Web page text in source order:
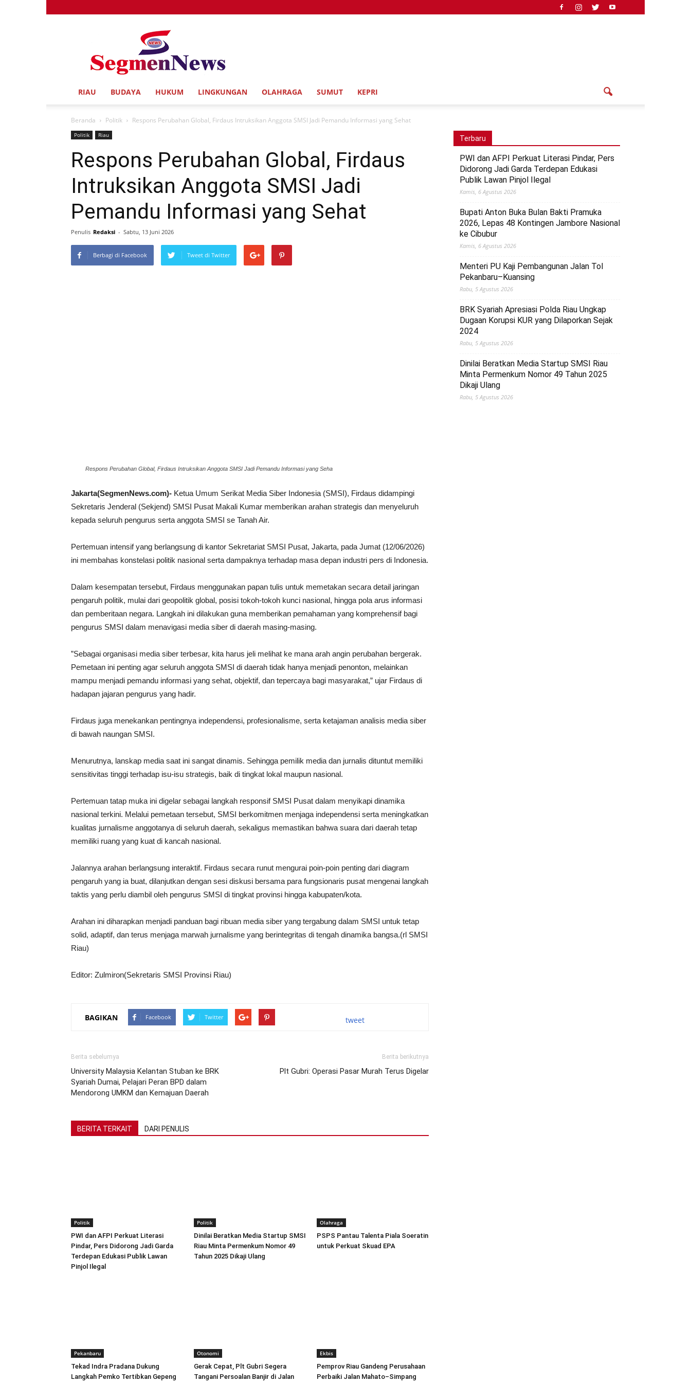
RIAU BUDAYA HUKUM LINGKUNGAN OLAHRAGA SUMUT KEPRI
Beranda Politik Respons Perubahan Global, Firdaus Intruksikan Anggota SMSI Jadi Pemandu Informasi yang Sehat
Politik Riau
Respons Perubahan Global, Firdaus
Intruksikan Anggota SMSI Jadi
Pemandu Informasi yang Sehat
Penulis Redaksi - Sabtu, 13 Juni 2026
Berbagi di Facebook Tweet di Twitter
Respons Perubahan Global, Firdaus Intruksikan Anggota SMSI Jadi Pemandu Informasi yang Seha
Jakarta(SegmenNews.com)- Ketua Umum Serikat Media Siber Indonesia (SMSI), Firdaus didampingi
Sekretaris Jenderal (Sekjend) SMSI Pusat Makali Kumar memberikan arahan strategis dan menyeluruh
kepada seluruh pengurus serta anggota SMSI se Tanah Air.
Pertemuan intensif yang berlangsung di kantor Sekretariat SMSI Pusat, Jakarta, pada Jumat (12/06/2026)
ini membahas konstelasi politik nasional serta dampaknya terhadap masa depan industri pers di Indonesia.
​Dalam kesempatan tersebut, Firdaus menggunakan papan tulis untuk memetakan secara detail jaringan
pengaruh politik, mulai dari geopolitik global, posisi tokoh-tokoh kunci nasional, hingga pola arus informasi
dan pemberitaan negara. Langkah ini dilakukan guna memberikan pemahaman yang komprehensif bagi
pengurus SMSI dalam menavigasi media siber di daerah masing-masing.
​”Sebagai organisasi media siber terbesar, kita harus jeli melihat ke mana arah angin perubahan bergerak.
Pemetaan ini penting agar seluruh anggota SMSI di daerah tidak hanya menjadi penonton, melainkan
mampu menjadi pemandu informasi yang sehat, objektif, dan tepercaya bagi masyarakat,” ujar Firdaus di
hadapan jajaran pengurus yang hadir.
​Firdaus juga menekankan pentingnya independensi, profesionalisme, serta ketajaman analisis media siber
di bawah naungan SMSI.
Menurutnya, lanskap media saat ini sangat dinamis. Sehingga pemilik media dan jurnalis dituntut memiliki
sensitivitas tinggi terhadap isu-isu strategis, baik di tingkat lokal maupun nasional.
Pertemuan tatap muka ini digelar sebagai langkah responsif SMSI Pusat dalam menyikapi dinamika
nasional terkini. Melalui pemetaan tersebut, SMSI berkomitmen menjaga independensi serta meningkatkan
kualitas jurnalisme anggotanya di seluruh daerah, sekaligus memastikan bahwa suara dari daerah tetap
memiliki ruang yang kuat di kancah nasional.
​Jalannya arahan berlangsung interaktif. Firdaus secara runut mengurai poin-poin penting dari diagram
pengaruh yang ia buat, dilanjutkan dengan sesi diskusi bersama para fungsionaris pusat mengenai langkah
taktis yang perlu diambil oleh pengurus SMSI di tingkat provinsi hingga kabupaten/kota.
Arahan ini diharapkan menjadi panduan bagi ribuan media siber yang tergabung dalam SMSI untuk tetap
solid, adaptif, dan terus menjaga marwah jurnalisme yang berintegritas di tengah dinamika bangsa.(rl SMSI
Riau)
Editor: Zulmiron(Sekretaris SMSI Provinsi Riau)
BAGIKAN Facebook Twitter tweet
Berita sebelumya
University Malaysia Kelantan Stuban ke BRK
Syariah Dumai, Pelajari Peran BPD dalam
Mendorong UMKM dan Kemajuan Daerah
Berita berikutnya
Plt Gubri: Operasi Pasar Murah Terus Digelar
BERITA TERKAIT DARI PENULIS
Politik
PWI dan AFPI Perkuat Literasi
Pindar, Pers Didorong Jadi Garda
Terdepan Edukasi Publik Lawan
Pinjol Ilegal
Politik
Dinilai Beratkan Media Startup SMSI
Riau Minta Permenkum Nomor 49
Tahun 2025 Dikaji Ulang
Olahraga
PSPS Pantau Talenta Piala Soeratin
untuk Perkuat Skuad EPA
Pekanbaru
Tekad Indra Pradana Dukung
Langkah Pemko Tertibkan Gepeng
Otonomi
Gerak Cepat, Plt Gubri Segera
Tangani Persoalan Banjir di Jalan
Ekbis
Pemprov Riau Gandeng Perusahaan
Perbaiki Jalan Mahato–Simpang
Terbaru
PWI dan AFPI Perkuat Literasi Pindar, Pers
Didorong Jadi Garda Terdepan Edukasi
Publik Lawan Pinjol Ilegal
Kamis, 6 Agustus 2026
Bupati Anton Buka Bulan Bakti Pramuka
2026, Lepas 48 Kontingen Jambore Nasional
ke Cibubur
Kamis, 6 Agustus 2026
Menteri PU Kaji Pembangunan Jalan Tol
Pekanbaru–Kuansing
Rabu, 5 Agustus 2026
BRK Syariah Apresiasi Polda Riau Ungkap
Dugaan Korupsi KUR yang Dilaporkan Sejak
2024
Rabu, 5 Agustus 2026
Dinilai Beratkan Media Startup SMSI Riau
Minta Permenkum Nomor 49 Tahun 2025
Dikaji Ulang
Rabu, 5 Agustus 2026